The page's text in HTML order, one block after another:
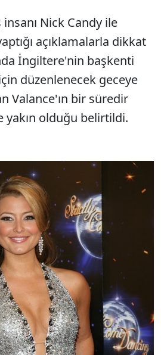
Nick Candy ile
açıklamalarla dikkat
İngiltere'nin başkenti
düzenlenecek geceye
Valance'ın bir süredir
yakın olduğu belirtildi.